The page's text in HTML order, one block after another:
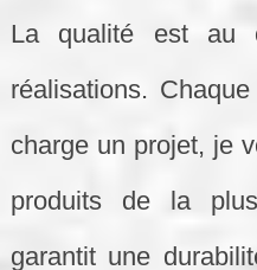
La qualité est au
réalisations.
charge un projet, je
produits de la
garantit une